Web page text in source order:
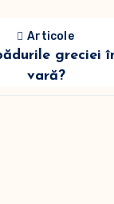
Articole
greciei
vară?